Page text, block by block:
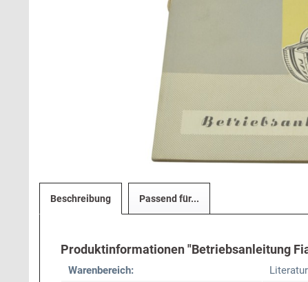
Beschreibung Passend für...
Produktinformationen "Betriebsanleitung
Warenbereich:
Literatur